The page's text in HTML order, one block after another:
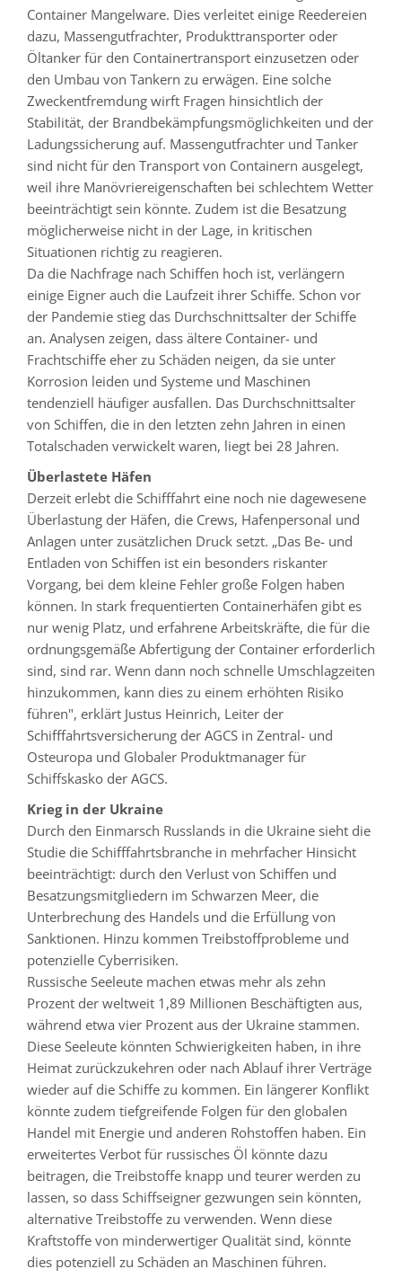
Container Mangelware. Dies verleitet einige Reedereien
dazu, Massengutfrachter, Produkttransporter oder
Öltanker für den Containertransport einzusetzen oder
den Umbau von Tankern zu erwägen. Eine solche
Zweckentfremdung wirft Fragen hinsichtlich der
Stabilität, der Brandbekämpfungsmöglichkeiten und der
Ladungssicherung auf. Massengutfrachter und Tanker
sind nicht für den Transport von Containern ausgelegt,
weil ihre Manövriereigenschaften bei schlechtem Wetter
beeinträchtigt sein könnte. Zudem ist die Besatzung
möglicherweise nicht in der Lage, in kritischen
Situationen richtig zu reagieren.
Da die Nachfrage nach Schiffen hoch ist, verlängern
einige Eigner auch die Laufzeit ihrer Schiffe. Schon vor
der Pandemie stieg das Durchschnittsalter der Schiffe
an. Analysen zeigen, dass ältere Container- und
Frachtschiffe eher zu Schäden neigen, da sie unter
Korrosion leiden und Systeme und Maschinen
tendenziell häufiger ausfallen. Das Durchschnittsalter
von Schiffen, die in den letzten zehn Jahren in einen
Totalschaden verwickelt waren, liegt bei 28 Jahren.
Überlastete Häfen
Derzeit erlebt die Schifffahrt eine noch nie dagewesene
Überlastung der Häfen, die Crews, Hafenpersonal und
Anlagen unter zusätzlichen Druck setzt. „Das Be- und
Entladen von Schiffen ist ein besonders riskanter
Vorgang, bei dem kleine Fehler große Folgen haben
können. In stark frequentierten Containerhäfen gibt es
nur wenig Platz, und erfahrene Arbeitskräfte, die für die
ordnungsgemäße Abfertigung der Container erforderlich
sind, sind rar. Wenn dann noch schnelle Umschlagzeiten
hinzukommen, kann dies zu einem erhöhten Risiko
führen", erklärt Justus Heinrich, Leiter der
Schifffahrtsversicherung der AGCS in Zentral- und
Osteuropa und Globaler Produktmanager für
Schiffskasko der AGCS.
Krieg in der Ukraine
Durch den Einmarsch Russlands in die Ukraine sieht die
Studie die Schifffahrtsbranche in mehrfacher Hinsicht
beeinträchtigt: durch den Verlust von Schiffen und
Besatzungsmitgliedern im Schwarzen Meer, die
Unterbrechung des Handels und die Erfüllung von
Sanktionen. Hinzu kommen Treibstoffprobleme und
potenzielle Cyberrisiken.
Russische Seeleute machen etwas mehr als zehn
Prozent der weltweit 1,89 Millionen Beschäftigten aus,
während etwa vier Prozent aus der Ukraine stammen.
Diese Seeleute könnten Schwierigkeiten haben, in ihre
Heimat zurückzukehren oder nach Ablauf ihrer Verträge
wieder auf die Schiffe zu kommen. Ein längerer Konflikt
könnte zudem tiefgreifende Folgen für den globalen
Handel mit Energie und anderen Rohstoffen haben. Ein
erweitertes Verbot für russisches Öl könnte dazu
beitragen, die Treibstoffe knapp und teurer werden zu
lassen, so dass Schiffseigner gezwungen sein könnten,
alternative Treibstoffe zu verwenden. Wenn diese
Kraftstoffe von minderwertiger Qualität sind, könnte
dies potenziell zu Schäden an Maschinen führen.